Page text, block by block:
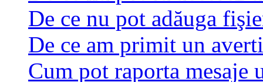
De ce nu pot adăuga
De ce am primit un
Cum pot raporta mesaje